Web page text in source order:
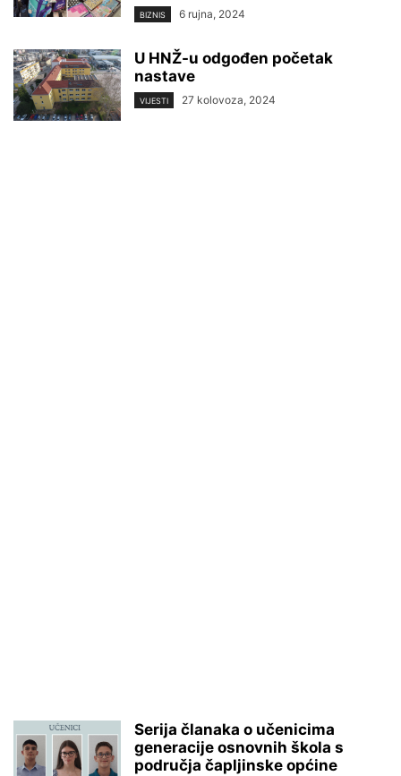
BIZNIS 6 rujna, 2024
U HNŽ-u odgođen početak
nastave
VIJESTI 27 kolovoza, 2024
Serija članaka o učenicima
generacije osnovnih škola s
područja čapljinske općine